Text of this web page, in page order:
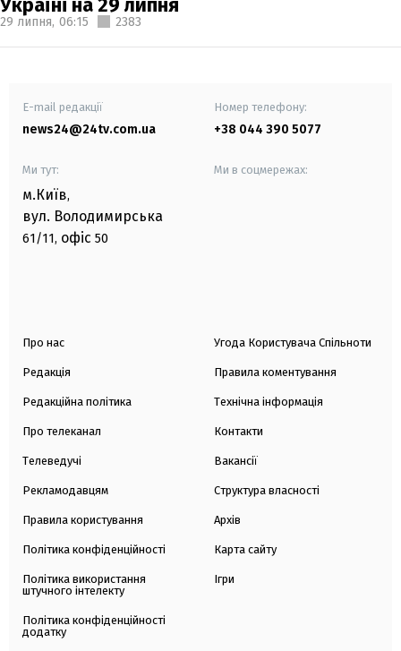
29 липня, 06:15 2383
E-mail редакції
news24@24tv.com.ua
Номер телефону:
+38 044 390 5077
Ми тут:
м.Київ,
вул. Володимирська
61/11, офіс 50
Ми в соцмережах:
Про нас
Редакція
Редакційна політика
Про телеканал
Телеведучі
Рекламодавцям
Правила користування
Політика конфіденційності
Політика використання
штучного інтелекту
Політика конфіденційності
додатку
Угода Користувача Спільноти
Правила коментування
Технічна інформація
Контакти
Вакансії
Структура власності
Архів
Карта сайту
Ігри